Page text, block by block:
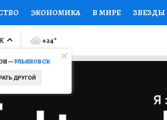
ЭКОНОМИКА В МИРЕ ЗВЕЗДЫ
НАЦИОНАЛЬНЫЕ
МИР Я ЗНАЮ СЕМЬЯ ЖЕНСКИЕ
СЕРИАЛЫ
КОНКУРСЫ
—УЛЬЯНОВСК
ДРУГОЙ
+24°